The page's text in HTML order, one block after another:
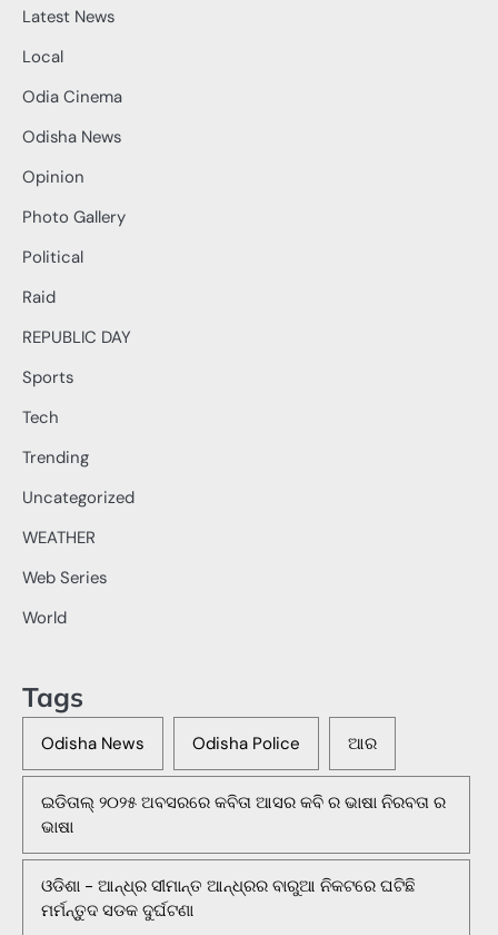
Latest News
Local
Odia Cinema
Odisha News
Opinion
Photo Gallery
Political
Raid
REPUBLIC DAY
Sports
Tech
Trending
Uncategorized
WEATHER
Web Series
World
Tags
Odisha News Odisha Police ଆର
ଇଡିତାଲ୍ ୨୦୨୫ ଅବସରରେ କବିତା ଆସର କବି ର ଭାଷା ନିରବତା ର
ଭାଷା
ଓଡିଶା - ଆନ୍ଧ୍ର ସୀମାନ୍ତ ଆନ୍ଧ୍ରର ବାରୁଆ ନିକଟରେ ଘଟିଛି
ମର୍ମନ୍ତୁଦ ସଡକ ଦୁର୍ଘଟଣା